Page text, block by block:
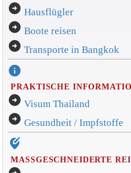
arrow_circle_right Hausflügler
arrow_circle_right Boote reisen
arrow_circle_right Transporte in Bangkok
info
PRAKTISCHE
arrow_circle_right Visum Thailand
arrow_circle_right Gesundheit / Impfstoffe
edit_location_alt
MASSGESCHNEIDERTE